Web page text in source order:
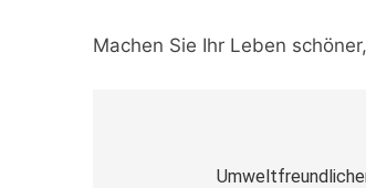
Machen Sie Ihr Leben